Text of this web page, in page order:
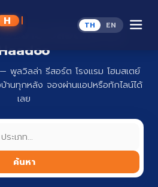
Haad TH EN
องง่าย ปลอดภัย กับ
ลวิลล่า รีสอร์ต โรงแรม โฮมสเตย์
านทุกหลัง จองผ่านแอปหรือทักไลน์ได้
เลย
ค้นหา